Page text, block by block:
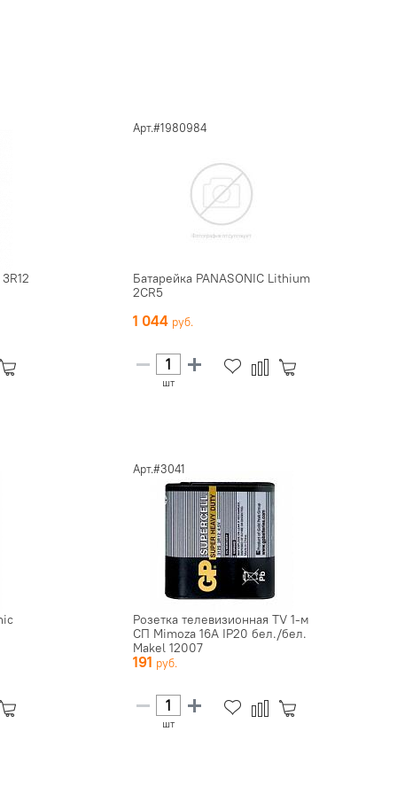
Арт.#1980984
Батарейка PANASONIC Lithium
2CR5
1 044
шт
Арт.#3041
Розетка телевизионная TV 1-м
СП Mimoza 16А IP20 бел./бел.
Makel 12007
191
шт